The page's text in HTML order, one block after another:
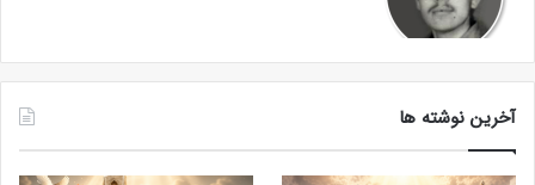
آخرین نوشته ها